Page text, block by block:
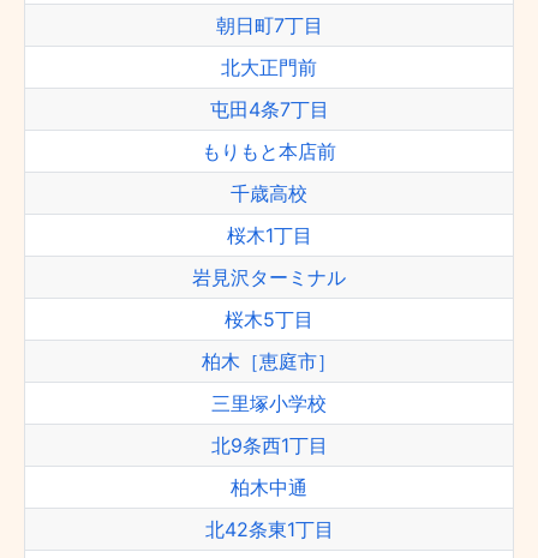
朝日町7丁目
北大正門前
屯田4条7丁目
もりもと本店前
千歳高校
桜木1丁目
岩見沢ターミナル
桜木5丁目
柏木［恵庭市］
三里塚小学校
北9条西1丁目
柏木中通
北42条東1丁目